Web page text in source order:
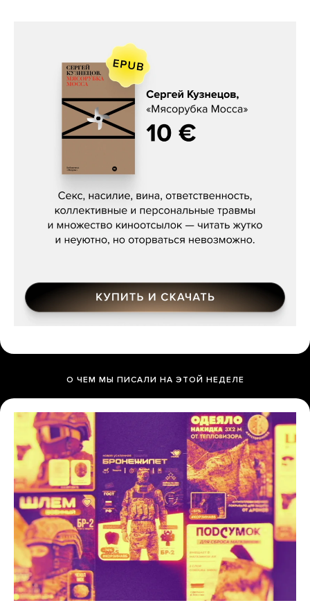
Сергей Кузнецов, «Мясорубка
О ЧЕМ МЫ ПИСАЛИ НА ЭТОЙ НЕДЕЛЕ